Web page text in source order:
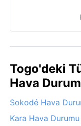
Togo'deki
Hava
Sokodé Hava
Kara Hava Durumu